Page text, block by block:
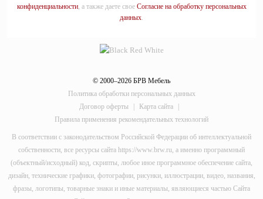
конфиденциальности, а также даете свое Согласие на обработку персональных
данных
© 2000–2026 БРВ Мебель
Политика обработки персональных данных
Договор оферты
| Карта сайта
|
Правила применения рекомендательных технологий
В соответствии с законодательством Российской Федерации об интеллектуальной
собственности, все ресурсы сайта https://www.brw.ru, а именно программный
(объектный/исходный) код, скрипты, любое иное программное обеспечение сайта,
дизайн, технические графики, фотографии, рисунки, иллюстрации, видео, названия,
фразы, логотипы, товарные знаки и иные материалы, являющиеся частью Сайта